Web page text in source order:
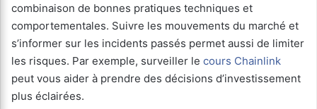
combinaison de bonnes pratiques techniques et
comportementales. Suivre les mouvements du marché et
s’informer sur les incidents passés permet aussi de limiter
les risques. Par exemple, surveiller le cours Chainlink
peut vous aider à prendre des décisions d’investissement
plus éclairées.